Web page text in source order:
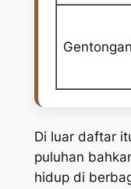
Gentongan
Di luar daftar
puluhan
hidup di